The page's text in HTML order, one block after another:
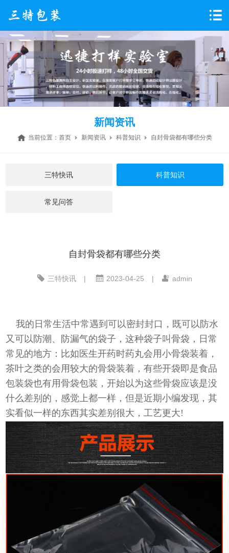
新闻资讯
当前位置： 首页 新闻资讯 科普知识 自封骨袋都有哪些分类
三特快讯 科普知识
常见问答
自封骨袋都有哪些分类
三特快讯 | 2023-04-25 | admin
我的日常生活中常遇到可以密封封口，既可以防水
又可以防潮、防漏气的袋子，这种袋子叫骨袋，日常
常见的地方：比如医生开药时药丸会用小骨袋装着，
茶叶之类的会用较大的骨袋装着，有些开袋即是食品
包装袋也有用骨袋包装，开始以为这些骨袋应该是没
什么差别的，感觉上都一样，但是近期小编发现，其
实看似一样的东西其实差别很大，工艺更大!